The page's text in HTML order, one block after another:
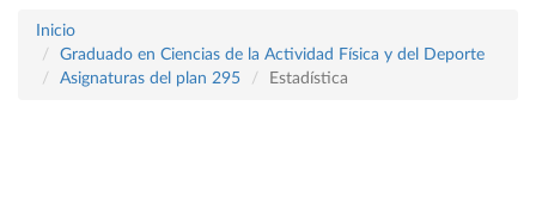
Inicio
Graduado en Ciencias de la Actividad Física y del Deporte
Asignaturas del plan 295
Estadística